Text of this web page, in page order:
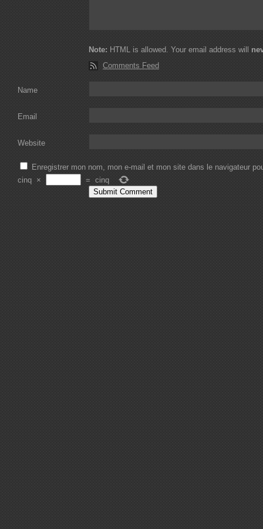
Note: HTML is allowed. Your email address will
Comments Feed
Name
Email
Website
Enregistrer mon nom, mon e-mail et mon site dans le navigateur
cinq × = cinq